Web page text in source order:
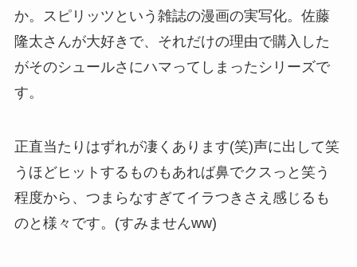
か。スピリッツという雑誌の漫画の実写化。佐藤
隆太さんが大好きで、それだけの理由で購入した
がそのシュールさにハマってしまったシリーズで
す。
正直当たりはずれが凄くあります(笑)声に出して笑
うほどヒットするものもあれば鼻でクスっと笑う
程度から、つまらなすぎてイラつきさえ感じるも
のと様々です。(すみませんww)